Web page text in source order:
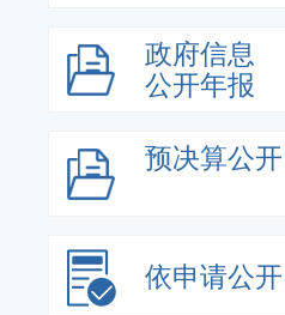
政府信息
公开年报
预决算公开
依申请公开